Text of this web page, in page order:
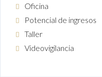
Oficina
Potencial de ingresos
Taller
Videovigilancia